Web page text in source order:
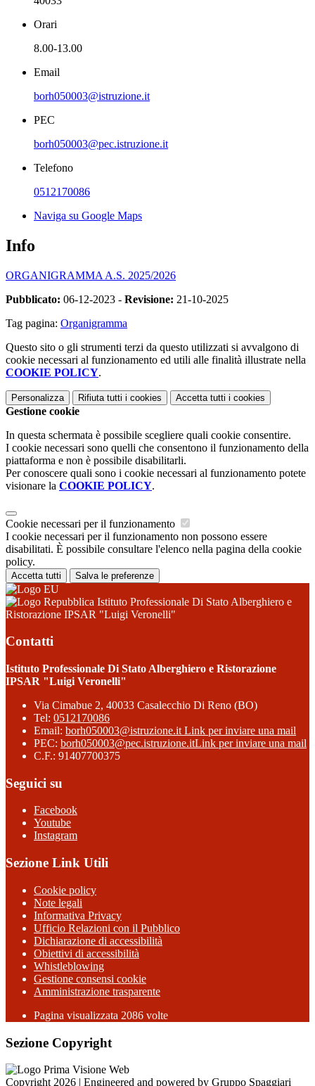
Orari
8.00-13.00
Email
borh050003@istruzione.it
PEC
borh050003@pec.istruzione.it
Telefono
0512170086
Naviga su Google Maps
Info
ORGANIGRAMMA A.S. 2025/2026
Pubblicato: 06-12-2023 - Revisione: 21-10-2025
Tag pagina: Organigramma
Questo sito o gli strumenti terzi da questo utilizzati si avvalgono di
cookie necessari al funzionamento ed utili alle finalità illustrate nella
COOKIE POLICY.
Personalizza Rifiuta tutti i cookies Accetta tutti i cookies
Gestione cookie
In questa schermata è possibile scegliere quali cookie consentire.
I cookie necessari sono quelli che consentono il funzionamento della
piattaforma e non è possibile disabilitarli.
Per conoscere quali sono i cookie necessari al funzionamento potete
visionare la COOKIE POLICY.
Cookie necessari per il funzionamento
I cookie necessari per il funzionamento non possono essere
disabilitati. È possibile consultare l'elenco nella pagina della cookie
policy.
Accetta tutti Salva le preferenze
Istituto Professionale Di Stato Alberghiero e
Ristorazione IPSAR "Luigi Veronelli"
Contatti
Istituto Professionale Di Stato Alberghiero e Ristorazione
IPSAR "Luigi Veronelli"
Via Cimabue 2, 40033 Casalecchio Di Reno (BO)
Tel: 0512170086
Email: borh050003@istruzione.it Link per inviare una mail
PEC: borh050003@pec.istruzione.itLink per inviare una mail
C.F.: 91407700375
Seguici su
Facebook
Youtube
Instagram
Sezione Link Utili
Cookie policy
Note legali
Informativa Privacy
Ufficio Relazioni con il Pubblico
Dichiarazione di accessibilità
Obiettivi di accessibilità
Whistleblowing
Gestione consensi cookie
Amministrazione trasparente
Pagina visualizzata 2086 volte
Sezione Copyright
Copyright 2026 | Engineered and powered by Gruppo Spaggiari